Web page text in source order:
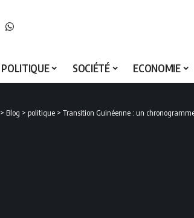
POLITIQUE SOCIÉTÉ ECONOMIE
> Blog > politique > Transition Guinéenne : un